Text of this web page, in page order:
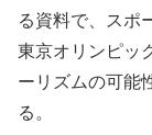
る資料で、スポ
東京オリンピッ
ーリズムの可能
る。